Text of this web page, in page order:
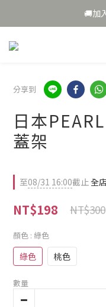
🎉夏
🚚加
🎉夏
分享到
日本
蓋架
至08/31 16:00截止全
NT$198 NT$300
顏色 : 綠色
綠色 桃色
數量